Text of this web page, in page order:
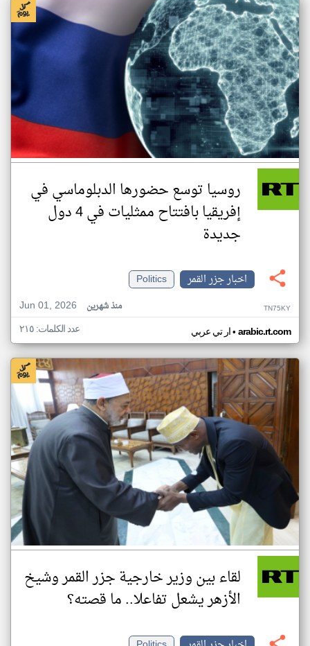
روسيا توسع حضورها الدبلوماسي في
إفريقيا بافتتاح ممثليات في 4 دول
جديدة
اخبار جزر القمر
Politics
Jun 01, 2026
منذ شهرين TN75KY
ار تي عربي• arabic.rt.com عدد الكلمات: ٢١٥
لقاء بين وزير خارجية جزر القمر وشيخ
الأزهر يشعل تفاعلا.. ما قصته؟